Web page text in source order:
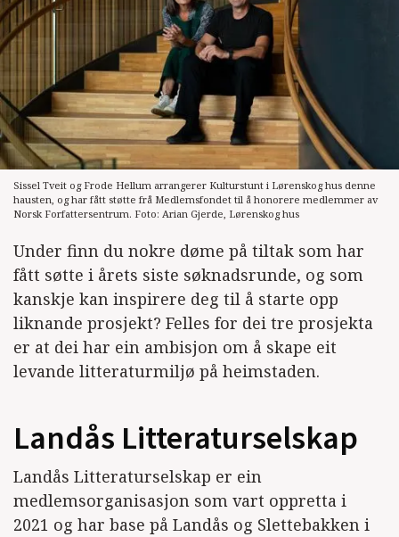
Sissel Tveit og Frode Hellum arrangerer Kulturstunt i Lørenskog hus denne
hausten, og har fått støtte frå Medlemsfondet til å honorere medlemmer av
Norsk Forfattersentrum. Foto: Arian Gjerde, Lørenskog hus
Under finn du nokre døme på tiltak som har
fått søtte i årets siste søknadsrunde, og som
kanskje kan inspirere deg til å starte opp
liknande prosjekt? Felles for dei tre prosjekta
er at dei har ein ambisjon om å skape eit
levande litteraturmiljø på heimstaden.
Landås Litteraturselskap
Landås Litteraturselskap er ein
medlemsorganisasjon som vart oppretta i
2021 og har base på Landås og Slettebakken i